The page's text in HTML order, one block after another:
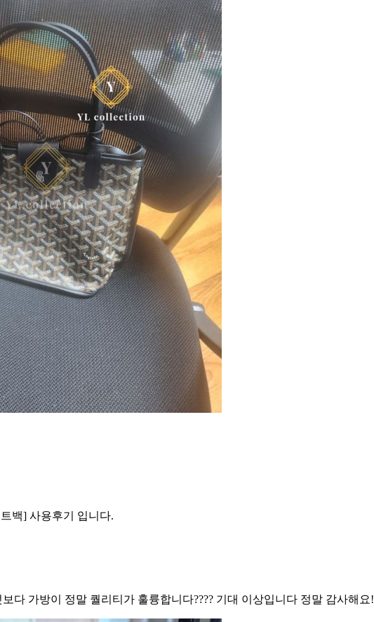
백] 사용후기 입니다.
다 가방이 정말 퀄리티가 훌륭합니다???? 기대 이상입니다 정말 감사해요!